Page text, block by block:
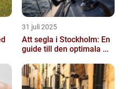
31 juli 2025
Att segla i Stockholm: En
guide till den optimala ...